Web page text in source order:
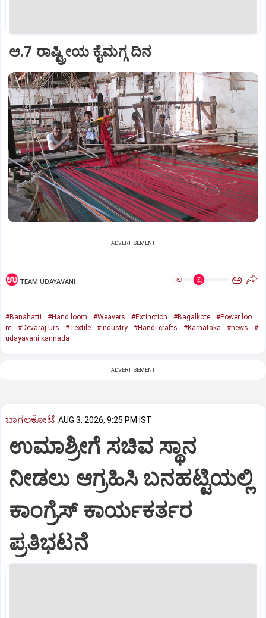
ಆ.7 ರಾಷ್ಟ್ರೀಯ ಕೈಮಗ್ಗ ದಿನ
ADVERTISEMENT
TEAM UDAYAVANI ಅ ಅ
#Banahatti #Hand loom #Weavers #Extinction #Bagalkote
#Power loo
m
#Devaraj Urs #Textile #industry #Handi crafts #Karnataka #news
#
udayavani kannada
ADVERTISEMENT
ಬಾಗಲಕೋಟೆ AUG 3, 2026, 9:25 PM IST
ಉಮಾಶ್ರೀಗೆ ಸಚಿವ ಸ್ಥಾನ
ನೀಡಲು ಆಗ್ರಹಿಸಿ ಬನಹಟ್ಟಿಯಲ್ಲಿ
ಕಾಂಗ್ರೆಸ್ ಕಾರ್ಯಕರ್ತರ
ಪ್ರತಿಭಟನೆ